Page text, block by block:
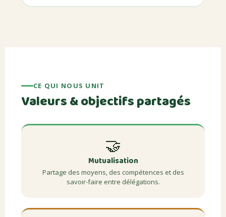
CE QUI NOUS UNIT
Valeurs & objectifs partagés
🤝
Mutualisation
Partage des moyens, des compétences et des
savoir-faire entre délégations.